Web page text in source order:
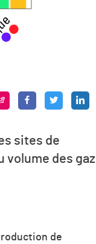
sites de
volume des gaz
de